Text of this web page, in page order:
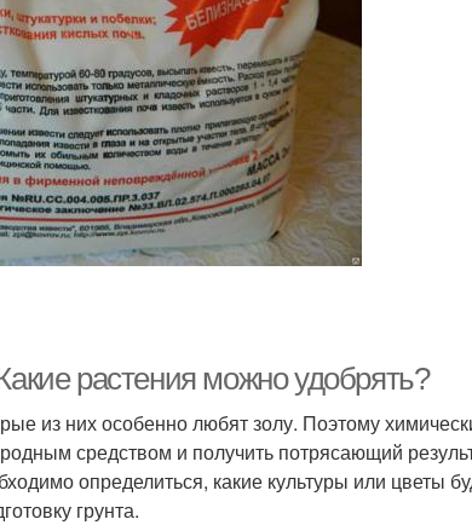
растения можно удобрять?
из них особенно любят золу. Поэтому
средством и получить потрясающий
определиться, какие культуры или цветы
грунта.